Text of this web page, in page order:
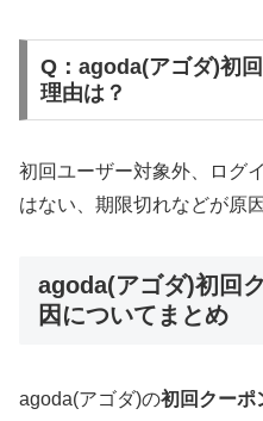
Q：agoda(アゴダ)初
理由は？
初回ユーザー対象外、ログ
はない、期限切れなどが原
agoda(アゴダ)初回
因についてまとめ
agoda(アゴダ)の初回クーポ